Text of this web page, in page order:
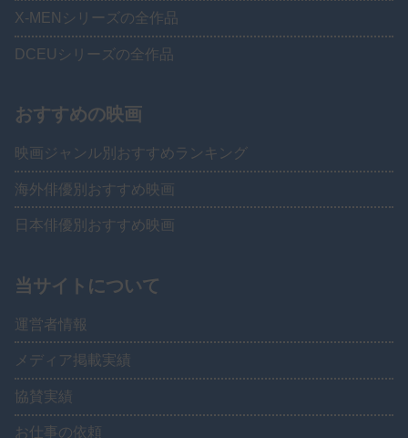
X-MENシリーズの全作品
DCEUシリーズの全作品
おすすめの映画
映画ジャンル別おすすめランキング
海外俳優別おすすめ映画
日本俳優別おすすめ映画
当サイトについて
運営者情報
メディア掲載実績
協賛実績
お仕事の依頼